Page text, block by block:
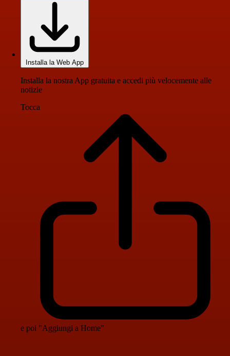
Installa la Web App
Installa la nostra App gratuita e accedi più velocemente alle
notizie
Tocca
e poi "Aggiungi a Home"